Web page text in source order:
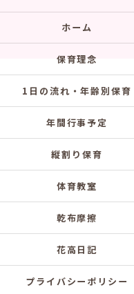
ホーム
保育理念
1日の流れ・年齢別保育
年間行事予定
縦割り保育
体育教室
乾布摩擦
花高日記
プライバシーポリシー